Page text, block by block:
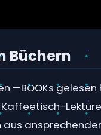
Büchern
—BOOKs